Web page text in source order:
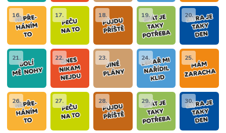
16. 17. 18. 19. 20.
21. 22. 23. 24. 25.
26. 27. 28. 29. 30.